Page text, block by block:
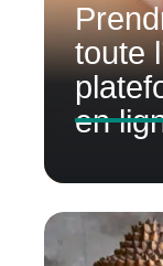
toute
en